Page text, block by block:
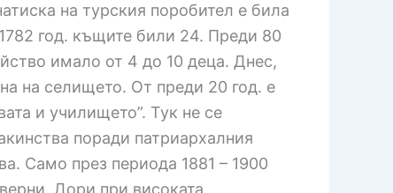
на турския поробител е била
год. къщите били 24. Преди 80
имало от 4 до 10 деца. Днес,
на селището. От преди 20 год. е
и училището”. Тук не се
поради патриархалния
Само през периода 1881 – 1900